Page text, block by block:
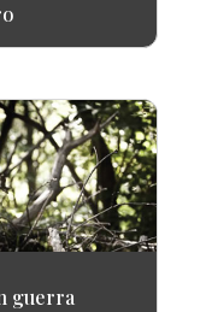
guerra